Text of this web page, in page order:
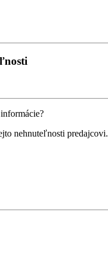
nehnuteľnosti predajcovi.